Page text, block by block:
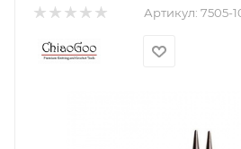
Артикул: 7505-